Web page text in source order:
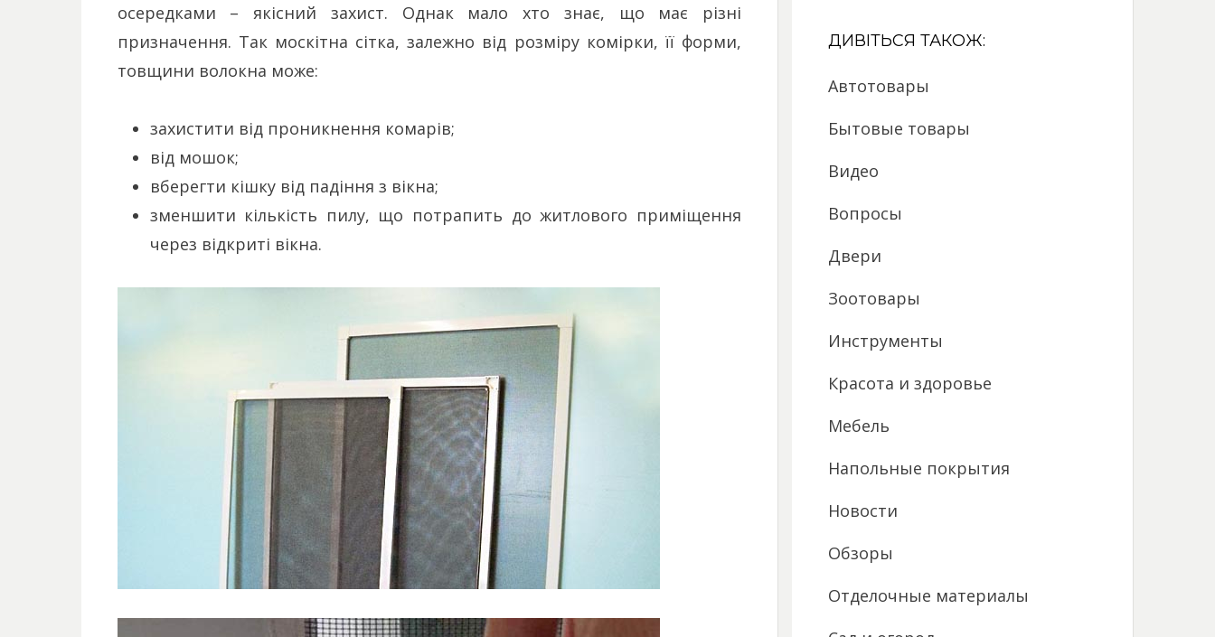
осередками – якісний захист. Однак мало хто знає, що має різні
призначення. Так москітна сітка, залежно від розміру комірки, її форми,
товщини волокна може:
захистити від проникнення комарів;
від мошок;
вберегти кішку від падіння з вікна;
зменшити кількість пилу, що потрапить до житлового приміщення
через відкриті вікна.
ДИВІТЬСЯ ТАКОЖ:
Автотовары
Бытовые товары
Видео
Вопросы
Двери
Зоотовары
Инструменты
Красота и здоровье
Мебель
Напольные покрытия
Новости
Обзоры
Отделочные материалы